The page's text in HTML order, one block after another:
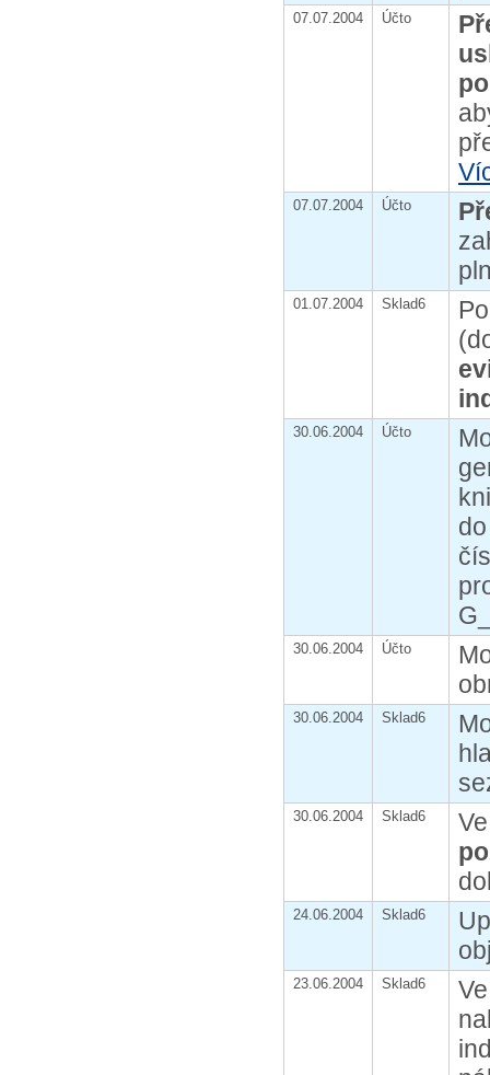
07.07.2004 Účto
07.07.2004 Účto
01.07.2004 Sklad6
30.06.2004 Účto
30.06.2004 Účto
30.06.2004 Sklad6
30.06.2004 Sklad6
24.06.2004 Sklad6
23.06.2004 Sklad6